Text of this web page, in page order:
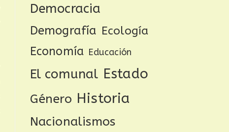
Democracia
Demografía Ecología
Economía Educación
El comunal Estado
Género Historia
Nacionalismos